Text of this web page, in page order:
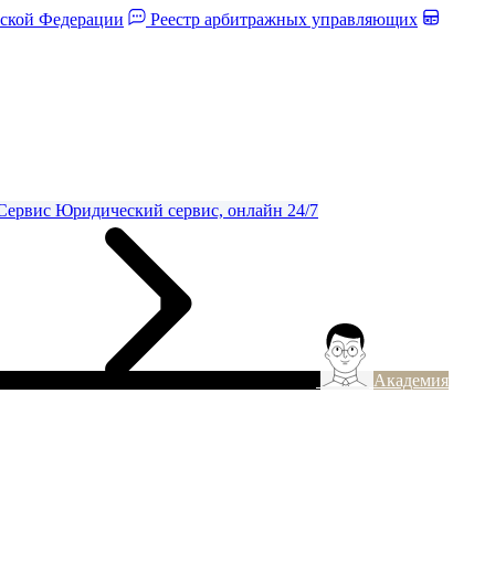
Федерации Реестр арбитражных управляющих
Юридический сервис, онлайн 24/7
Академия